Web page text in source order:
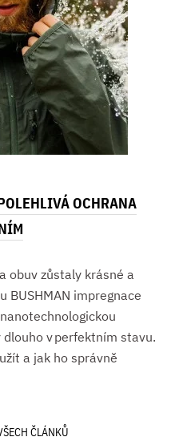
OCHRANA
obuv zůstaly krásné a
BUSHMAN impregnace
v perfektním stavu.
a jak ho správně
ČLÁNKŮ